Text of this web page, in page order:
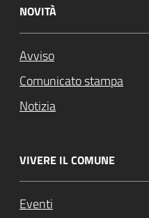
NOVITÀ
Avviso
Comunicato stampa
Notizia
VIVERE IL COMUNE
Eventi